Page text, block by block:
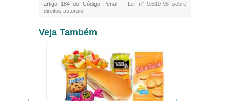
artigo 184 do Código Penal. – Lei n° 9.610-98 sobre
direitos autorais
Veja Também